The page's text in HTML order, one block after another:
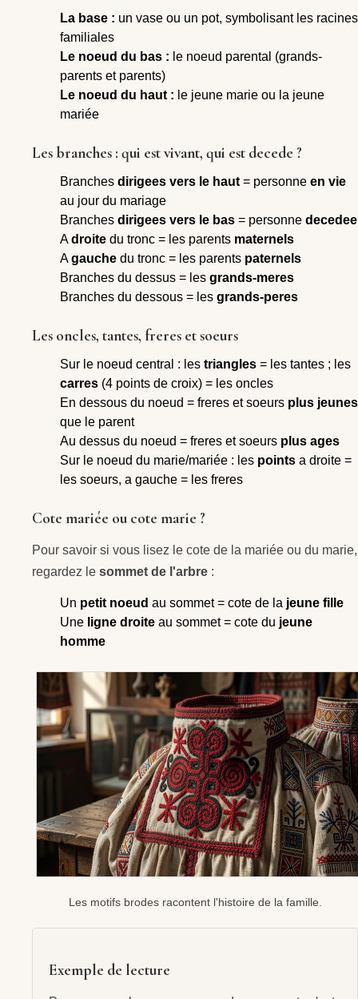
La base : un vase ou un pot, symbolisant les racines
familiales
Le noeud du bas : le noeud parental (grands-
parents et parents)
Le noeud du haut : le jeune marie ou la jeune
mariée
Les branches : qui est vivant, qui est decede ?
Branches dirigees vers le haut = personne en vie
au jour du mariage
Branches dirigees vers le bas = personne decedee
Adroite du tronc = les parents maternels
Agauche du tronc = les parents paternels
Branches du dessus = les grands-meres
Branches du dessous = les grands-peres
Les oncles, tantes, freres et soeurs
Sur le noeud central : les triangles = les tantes ; les
carres (4 points de croix) = les oncles
En dessous du noeud = freres et soeurs plus jeunes
que le parent
Au dessus du noeud = freres et soeurs plus ages
Sur le noeud du marie/mariée : les points a droite =
les soeurs, a gauche = les freres
Cote mariée ou cote marie ?
Pour savoir si vous lisez le cote de la mariée ou du marie,
regardez le sommet de l'arbre :
Un petit noeud au sommet = cote de la jeune fille
Une ligne droite au sommet = cote du jeune
homme
Les motifs brodes racontent l'histoire de la famille.
Exemple de lecture